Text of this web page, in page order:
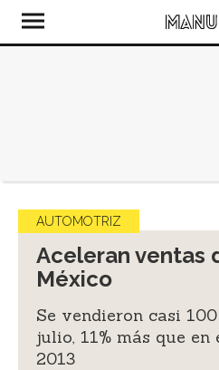
AUTOMOTRIZ
Aceleran ventas
México
Se vendieron casi
julio, 11% más que en
2013